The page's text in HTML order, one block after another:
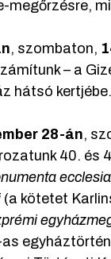
megőrzésre,
, szombaton,
– a
hátsó kertjébe.
28-án,
40. és
(a kötetet
as